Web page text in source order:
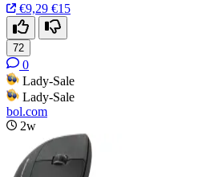
€9,29 €15
72
0
Lady-Sale
Lady-Sale
bol.com
2w